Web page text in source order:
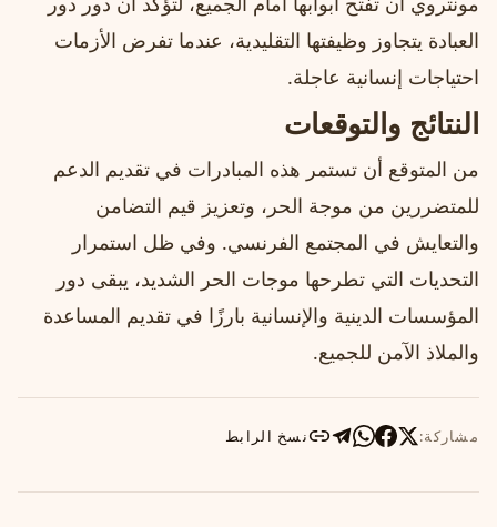
العبادة يتجاوز وظيفتها التقليدية، عندما تفرض الأزمات
احتياجات إنسانية عاجلة.
النتائج والتوقعات
من المتوقع أن تستمر هذه المبادرات في تقديم الدعم
للمتضررين من موجة الحر، وتعزيز قيم التضامن
والتعايش في المجتمع الفرنسي. وفي ظل استمرار
التحديات التي تطرحها موجات الحر الشديد، يبقى دور
المؤسسات الدينية والإنسانية بارزًا في تقديم المساعدة
والملاذ الآمن للجميع.
مشاركة: نسخ الرابط